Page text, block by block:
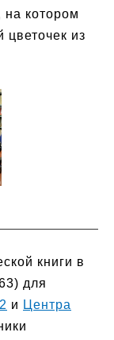
на котором
цветочек из
книги в
для
и Центра